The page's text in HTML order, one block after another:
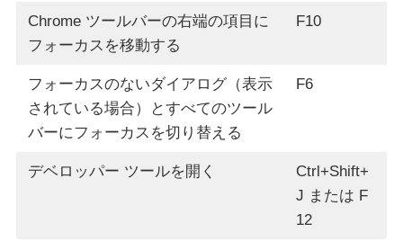
Chrome ツールバーの右端の項目に
フォーカスを移動する
F10
フォーカスのないダイアログ（表示
されている場合）とすべてのツール
バーにフォーカスを切り替える
F6
デベロッパー ツールを開く
Ctrl+Shift+
J または F
12